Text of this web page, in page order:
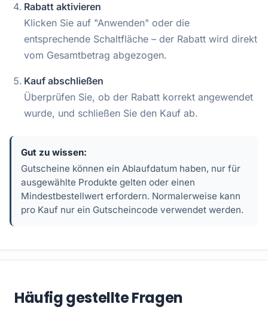
Rabatt aktivieren
Klicken Sie auf "Anwenden" oder die
entsprechende Schaltfläche – der Rabatt wird direkt
vom Gesamtbetrag abgezogen.
Kauf abschließen
Überprüfen Sie, ob der Rabatt korrekt angewendet
wurde, und schließen Sie den Kauf ab.
Gut zu wissen:
Gutscheine können ein Ablaufdatum haben, nur für
ausgewählte Produkte gelten oder einen
Mindestbestellwert erfordern. Normalerweise kann
pro Kauf nur ein Gutscheincode verwendet werden.
Häufig gestellte Fragen